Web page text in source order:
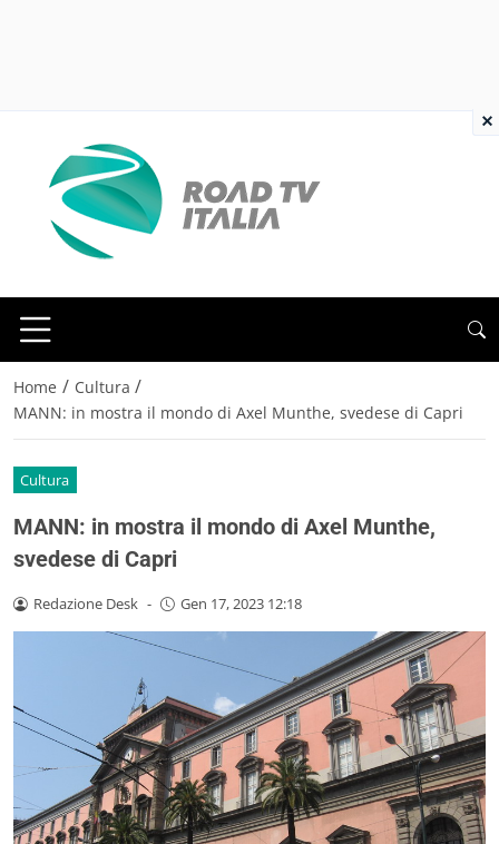
Home / Cultura /
MANN: in mostra il mondo di Axel Munthe, svedese di Capri
Cultura
MANN: in mostra il mondo di Axel Munthe,
svedese di Capri
Redazione Desk - Gen 17, 2023 12:18
×